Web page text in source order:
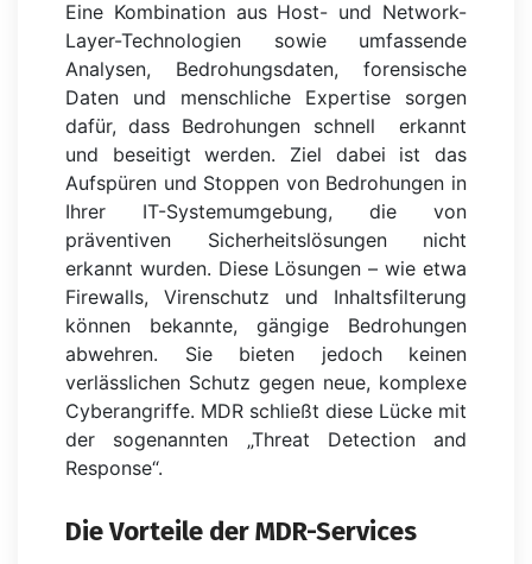
Eine Kombination aus Host- und Network-
Layer-Technologien sowie umfassende
Analysen, Bedrohungsdaten, forensische
Daten und menschliche Expertise sorgen
dafür, dass Bedrohungen schnell erkannt
und beseitigt werden. Ziel dabei ist das
Aufspüren und Stoppen von Bedrohungen in
Ihrer IT-Systemumgebung, die von
präventiven Sicherheitslösungen nicht
erkannt wurden. Diese Lösungen – wie etwa
Firewalls, Virenschutz und Inhaltsfilterung
können bekannte, gängige Bedrohungen
abwehren. Sie bieten jedoch keinen
verlässlichen Schutz gegen neue, komplexe
Cyberangriffe. MDR schließt diese Lücke mit
der sogenannten „Threat Detection and
Response“.
Die Vorteile der MDR-Services